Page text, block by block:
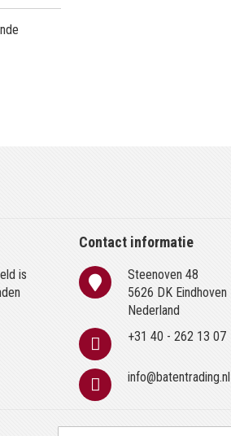
is
Contact informatie
Steenoven 48
5626 DK Eindhoven
Nederland
+31 40 - 262 13 07
info@batentrading.nl